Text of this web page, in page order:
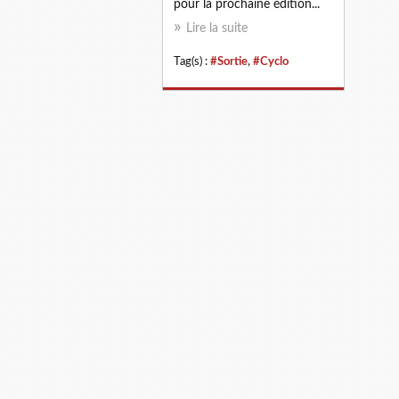
pour la prochaine édition...
Lire la suite
Tag(s) : #Sortie, #Cyclo